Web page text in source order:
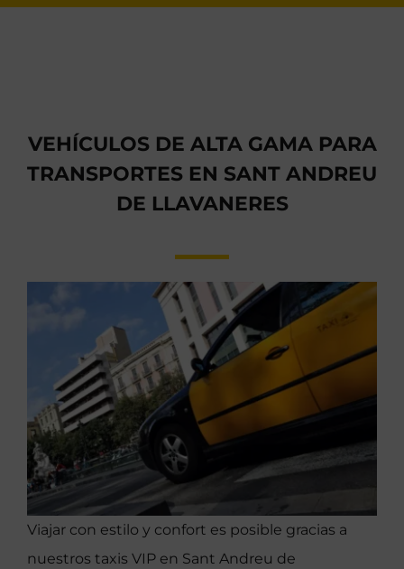
VEHÍCULOS DE ALTA GAMA PARA
TRANSPORTES EN SANT ANDREU
DE LLAVANERES
Viajar con estilo y confort es posible gracias a
nuestros taxis VIP en Sant Andreu de